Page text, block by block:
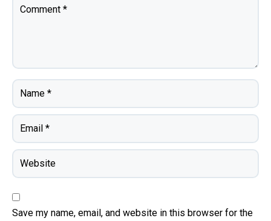
Save my name, email, and website in this browser for the